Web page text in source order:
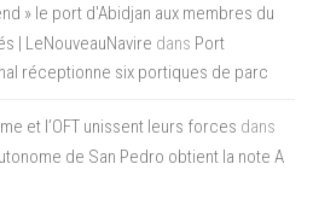
» le port d'Abidjan aux membres du
| LeNouveauNavire dans Port
réceptionne six portiques de parc
et l’OFT unissent leurs forces dans
de San Pedro obtient la note A